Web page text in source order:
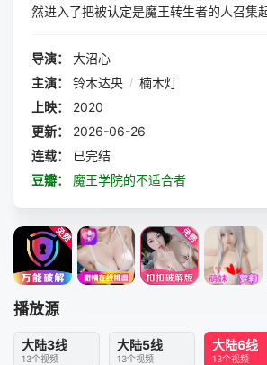
然进入了把被认定是魔王转生者的人召集
在众人都瞧不起他的环境里，他将唯一亲
峰！
导演：
大沼心
主演：
铃木达央 / 楠木灯
上映：
2020
更新：
2026-06-26
连载：
已完结
豆瓣：
魔王学院的不适合者
播放源
大陆3线
13个视频
大陆5线
13个视频
大陆6线
13个视频